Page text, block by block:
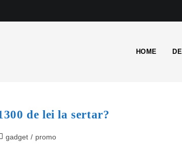
HOME
de lei la sertar?
gadget / promo